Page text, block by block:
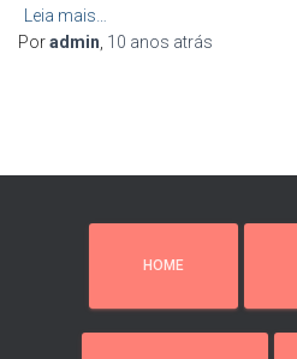
Leia mais…
Poradmin 10 anos atrás
HOME